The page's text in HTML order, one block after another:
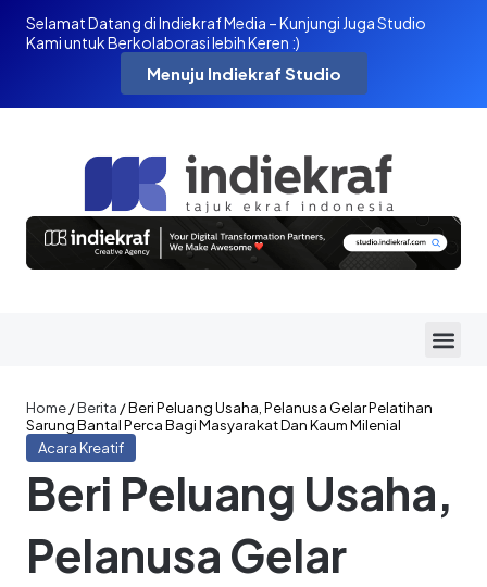
Selamat Datang di Indiekraf Media – Kunjungi Juga Studio
Kami untuk Berkolaborasi lebih Keren :)
Menuju Indiekraf Studio
Home/Berita /Beri Peluang Usaha, Pelanusa Gelar Pelatihan
Sarung Bantal Perca Bagi Masyarakat Dan Kaum Milenial
Acara Kreatif
Beri Peluang Usaha,
Pelanusa Gelar